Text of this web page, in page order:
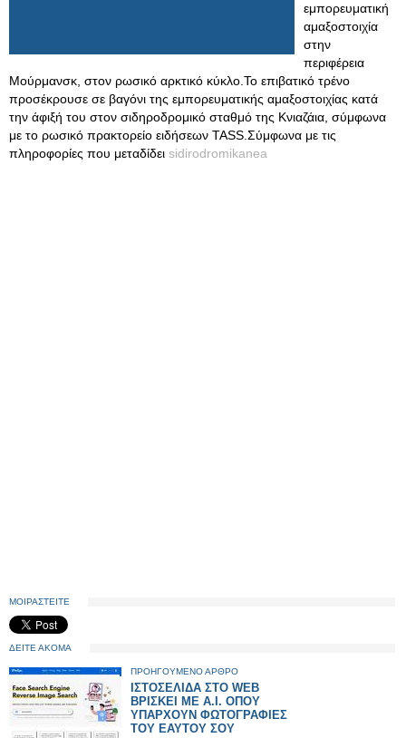
εμπορευματική
αμαξοστοιχία
στην
περιφέρεια
Μούρμανσκ, στον ρωσικό αρκτικό κύκλο.Το επιβατικό τρένο
προσέκρουσε σε βαγόνι της εμπορευματικής αμαξοστοιχίας κατά
την άφιξή του στον σιδηροδρομικό σταθμό της Κνιαζάια, σύμφωνα
με το ρωσικό πρακτορείο ειδήσεων TASS.Σύμφωνα με τις
πληροφορίες που μεταδίδει sidirodromikanea
ΜΟΙΡΑΣΤΕΙΤΕ
ΔΕΙΤΕ ΑΚΟΜΑ
ΠΡΟΗΓΟΥΜΕΝΟ ΑΡΘΡΟ
ΙΣΤΟΣΕΛΙΔΑ ΣΤΟ WEB
ΒΡΙΣΚΕΙ ΜΕ Α.Ι. ΟΠΟΥ
ΥΠΑΡΧΟΥΝ ΦΩΤΟΓΡΑΦΙΕΣ
ΤΟΥ ΕΑΥΤΟΥ ΣΟΥ